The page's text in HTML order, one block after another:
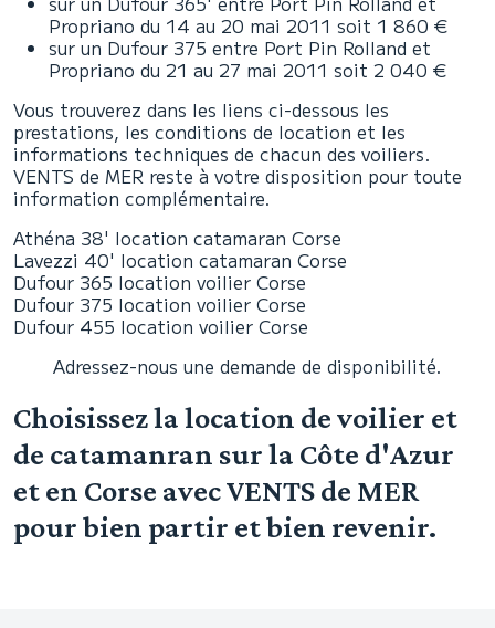
Propriano du 14 au 20 mai 2011 soit 1 860 €
sur un Dufour 375 entre Port Pin Rolland et
Propriano du 21 au 27 mai 2011 soit 2 040 €
Vous trouverez dans les liens ci-dessous les
prestations, les conditions de location et les
informations techniques de chacun des voiliers.
VENTS de MER reste à votre disposition pour toute
information complémentaire.
Athéna 38' location catamaran Corse
Lavezzi 40' location catamaran Corse
Dufour 365 location voilier Corse
Dufour 375 location voilier Corse
Dufour 455 location voilier Corse
Adressez-nous une demande de disponibilité.
Choisissez la location de voilier et
de catamanran sur la Côte d'Azur
et en Corse avec VENTS de MER
pour bien partir et bien revenir.